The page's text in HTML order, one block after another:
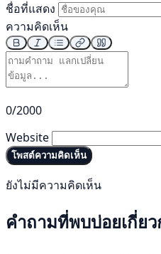
ชื่อที่แสดง
ความคิดเห็น
0/2000
Website
โพสต์ความคิดเห็น
ยังไม่มีความคิดเห็น
คำถามที่พบบ่อยเกี่ย